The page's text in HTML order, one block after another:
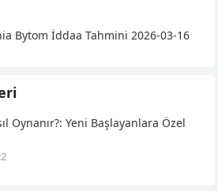
Bytom İddaa Tahmini 2026-03-16
Oynanır?: Yeni Başlayanlara Özel